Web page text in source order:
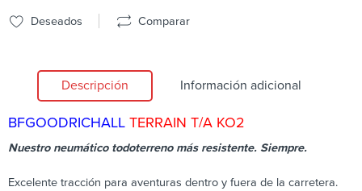
Deseados Comparar
Descripción Información adicional
BFGOODRICHALL TERRAIN T/A KO2
Nuestro neumático todoterreno más resistente. Siempre.​​​​​​
Excelente tracción para aventuras dentro y fuera de la carretera.